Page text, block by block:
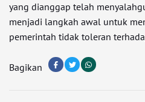
yang dianggap telah
menjadi langkah awal untuk
pemerintah tidak toleran
Bagikan